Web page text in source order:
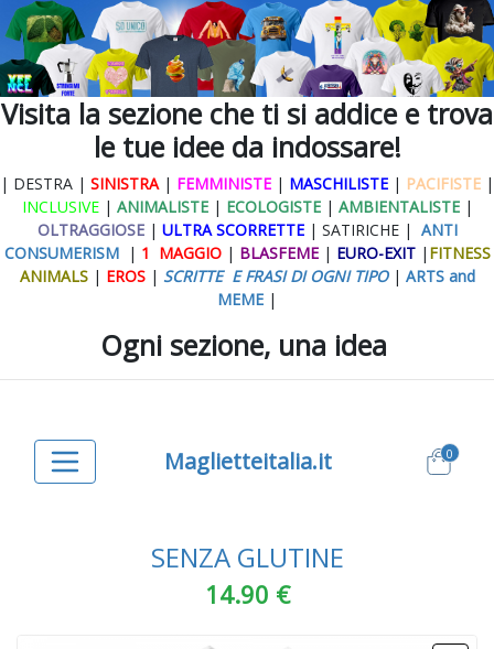
Visita la sezione che ti si addice e trova
le tue idee da indossare!
| DESTRA | SINISTRA| FEMMINISTE | MASCHILISTE | PACIFISTE |
INCLUSIVE| ANIMALISTE| ECOLOGISTE | AMBIENTALISTE|
OLTRAGGIOSE| ULTRA SCORRETTE | SATIRICHE | ANTI
CONSUMERISM | 1 MAGGIO| BLASFEME | EURO-EXIT| FITNESS
ANIMALS| EROS| SCRITTE E FRASI DI OGNI TIPO | ARTS and
MEME |
Ogni sezione, una idea
Maglietteitalia.it 0
SENZA GLUTINE
14.90 €